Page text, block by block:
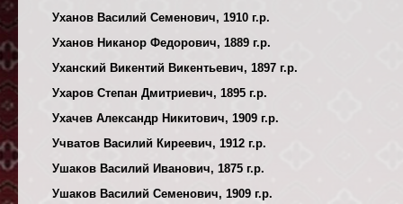
Уханов Василий Семенович, 1910 г.р.
Уханов Никанор Федорович, 1889 г.р.
Уханский Викентий Викентьевич, 1897 г.р.
Ухаров Степан Дмитриевич, 1895 г.р.
Ухачев Александр Никитович, 1909 г.р.
Учватов Василий Киреевич, 1912 г.р.
Ушаков Василий Иванович, 1875 г.р.
Ушаков Василий Семенович, 1909 г.р.